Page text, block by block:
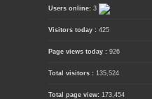
Users online: 3
Visitors today : 425
Page views today : 926
Total visitors : 135,524
Total page view: 173,454